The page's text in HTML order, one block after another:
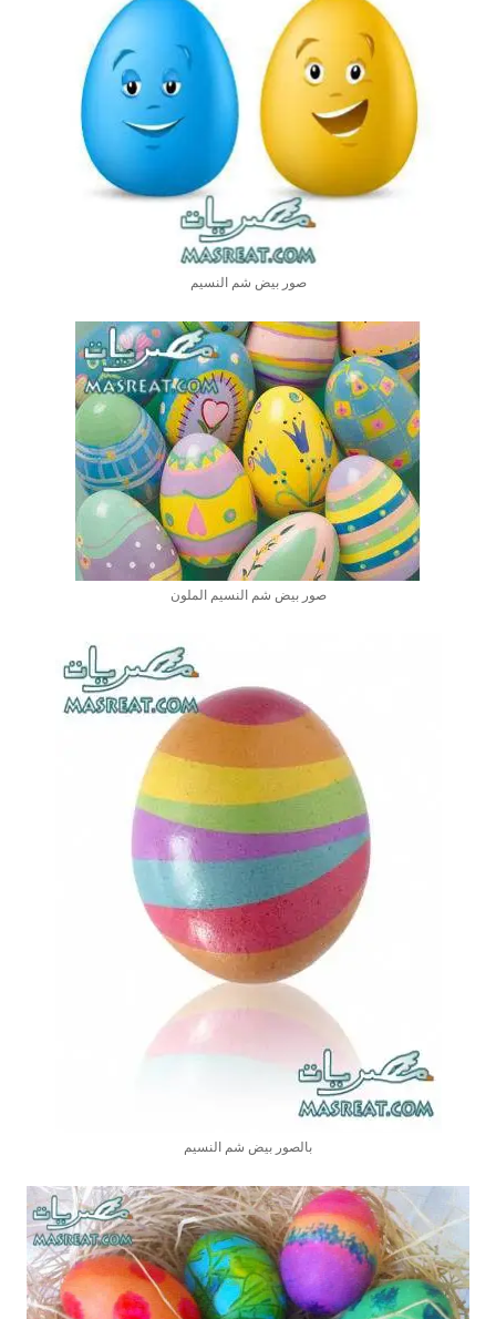
صور بيض شم النسيم
صور بيض شم النسيم الملون
بالصور بيض شم النسيم